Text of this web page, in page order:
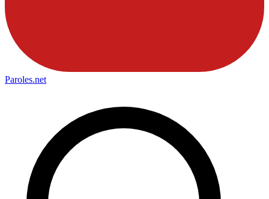
Paroles.net